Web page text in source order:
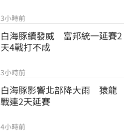
3小時前
白海豚續發威　富邦統一延賽2
天4戰打不成
3小時前
白海豚影響北部降大雨　猿龍
戰連2天延賽
4小時前